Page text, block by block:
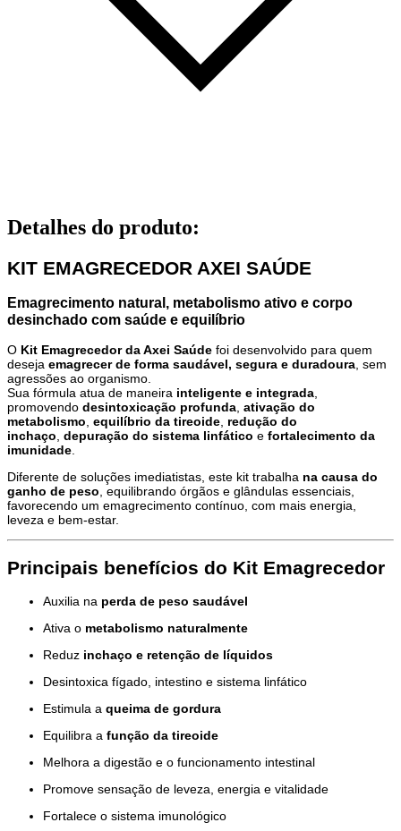
Detalhes do produto:
KIT EMAGRECEDOR AXEI SAÚDE
Emagrecimento natural, metabolismo ativo e corpo
desinchado com saúde e equilíbrio
O Kit Emagrecedor da Axei Saúde foi desenvolvido para quem
deseja emagrecer de forma saudável, segura e duradoura, sem
agressões ao organismo.
Sua fórmula atua de maneira inteligente e integrada,
promovendo desintoxicação profunda, ativação do
metabolismo, equilíbrio da tireoide, redução do
inchaço, depuração do sistema linfático e fortalecimento da
imunidade.
Diferente de soluções imediatistas, este kit trabalha na causa do
ganho de peso, equilibrando órgãos e glândulas essenciais,
favorecendo um emagrecimento contínuo, com mais energia,
leveza e bem-estar.
Principais benefícios do Kit Emagrecedor
Auxilia na perda de peso saudável
Ativa o metabolismo naturalmente
Reduz inchaço e retenção de líquidos
Desintoxica fígado, intestino e sistema linfático
Estimula a queima de gordura
Equilibra a função da tireoide
Melhora a digestão e o funcionamento intestinal
Promove sensação de leveza, energia e vitalidade
Fortalece o sistema imunológico